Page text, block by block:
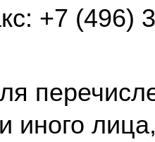
+7 (496)
иного